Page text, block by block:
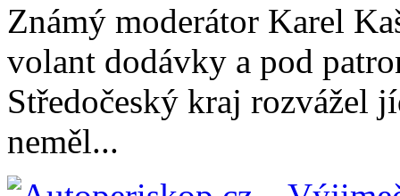
Známý moderátor Karel
volant dodávky a pod
Středočeský kraj rozvážel
neměl...